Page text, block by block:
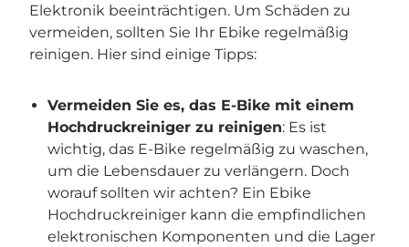
Elektronik beeinträchtigen. Um Schäden zu
vermeiden, sollten Sie Ihr Ebike regelmäßig
reinigen. Hier sind einige Tipps:
Vermeiden Sie es, das E-Bike mit einem
Hochdruckreiniger zu reinigen: Es ist
wichtig, das E-Bike regelmäßig zu waschen,
um die Lebensdauer zu verlängern. Doch
worauf sollten wir achten? Ein Ebike
Hochdruckreiniger kann die empfindlichen
elektronischen Komponenten und die Lager